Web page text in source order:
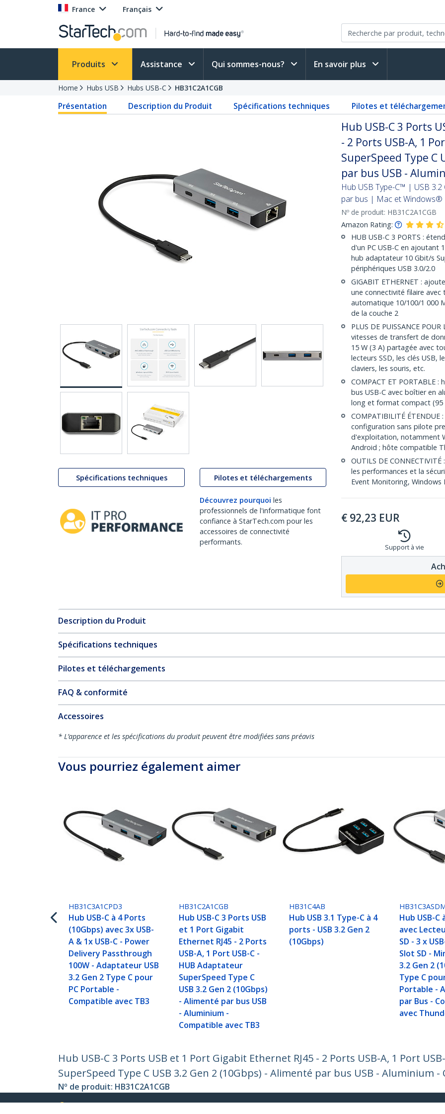
France Français
Produits Assistance Qui sommes-nous? En savoir plus
Home Hubs USB Hubs USB-C HB31C2A1CGB
Présentation Description du Produit Spécifications techniques Pilotes et
Spécifications techniques Pilotes et téléchargements
Découvrez pourquoi les
professionnels de l'informatique font
confiance à StarTech.com pour les
accessoires de connectivité
performants.
Hub USB-C 3 Ports
- 2 Ports USB-A, 1
SuperSpeed Type C
par bus USB -
Hub USB Type-C™ | USB
par bus | Mac et Windows®
Nº de produit: HB31C2A1CGB
Amazon Rating:
HUB USB-C 3 PORTS :
d'un PC USB-C en ajoutant
hub adaptateur 10 Gbit/s
périphériques USB 3.0/2.0
GIGABIT ETHERNET :
une connectivité filaire
automatique 10/100/1 000
de la couche 2
PLUS DE PUISSANCE
vitesses de transfert de
15 W (3 A) partagée avec
lecteurs SSD, les clés USB,
claviers, les souris, etc.
COMPACT ET PORTABLE
bus USB-C avec boîtier en
long et format compact (95
COMPATIBILITÉ
configuration sans pilote
d'exploitation, notamment
Android ; hôte compatible
OUTILS DE
les performances et la
Event Monitoring, Windows
€ 92,23 EUR
Support à vie
Description du Produit
Spécifications techniques
Pilotes et téléchargements
FAQ & conformité
Accessoires
* L’apparence et les spécifications du produit peuvent être modifiées sans préavis
Vous pourriez également aimer
HB31C3A1CPD3
Hub USB-C à 4 Ports
(10Gbps) avec 3x USB-
A & 1x USB-C - Power
Delivery Passthrough
100W - Adaptateur USB
3.2 Gen 2 Type C pour
PC Portable -
Compatible avec TB3
HB31C2A1CGB
Hub USB-C 3 Ports USB
et 1 Port Gigabit
Ethernet RJ45 - 2 Ports
USB-A, 1 Port USB-C -
HUB Adaptateur
SuperSpeed Type C
USB 3.2 Gen 2 (10Gbps)
- Alimenté par bus USB
- Aluminium -
Compatible avec TB3
HB31C4AB
Hub USB 3.1 Type-C à 4
ports - USB 3.2 Gen 2
(10Gbps)
Hub USB-C
avec
SD - 3 x
Slot SD -
3.2 Gen 2
Type C
Portable -
par Bus -
avec
Hub USB-C 3 Ports USB et 1 Port Gigabit Ethernet RJ45 - 2 Ports USB-A, 1 Port
SuperSpeed Type C USB 3.2 Gen 2 (10Gbps) - Alimenté par bus USB - Aluminium -
Nº de produit: HB31C2A1CGB
Devenir partenaire
StarTech.com Assistance clientèle